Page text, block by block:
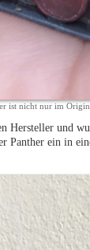
ist nicht nur im
Hersteller und
Panther ein in